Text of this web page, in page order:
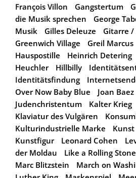
François Villon
Gangstertum
die Musik sprechen
George
Musik
Gilles Deleuze Gitarre
Greenwich Village
Greil Marcus
Hauspostille
Heinrich Detering
Heuchler
Hillbilly
Identitätsfindung
Over Now Baby Blue
Joan Baez
Judenchristentum
Kalter Krieg
Klaviatur des Vulgären
Kulturindustrielle Marke
Kunstfigur
Leonard Cohen
der Moldau
Like a Rolling Stone
Marc Blitzstein
March on